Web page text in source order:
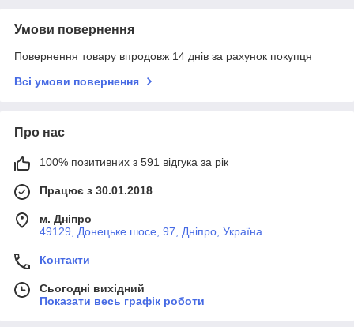
Умови повернення
Повернення товару впродовж 14 днів за рахунок покупця
Всі умови повернення
Про нас
100% позитивних з 591 відгука за рік
Працює з 30.01.2018
м. Дніпро
49129, Донецьке шосе, 97, Дніпро, Україна
Контакти
Сьогодні вихідний
Показати весь графік роботи